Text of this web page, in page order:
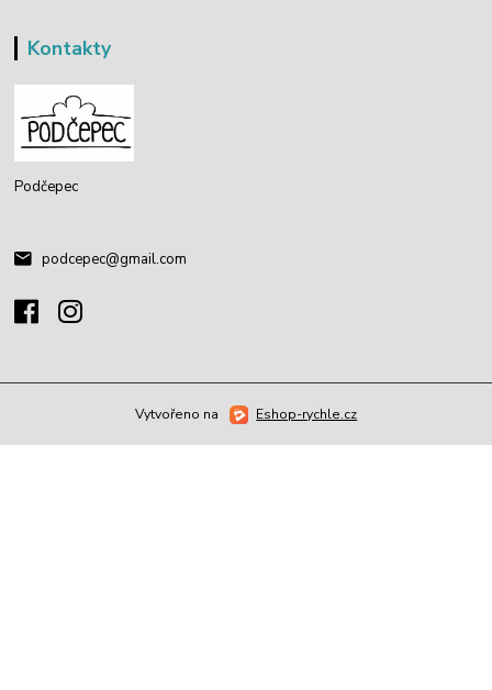
Kontakty
Podčepec
podcepec@gmail.com
Vytvořeno na Eshop-rychle.cz